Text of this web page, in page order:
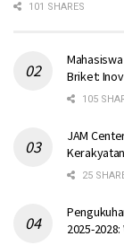
101 SHARES
Briket:
105
JAM
25
2025-